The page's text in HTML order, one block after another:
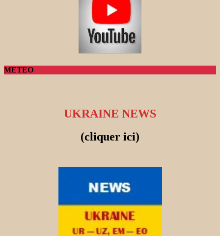
METEO
UKRAINE NEWS
(cliquer ici)